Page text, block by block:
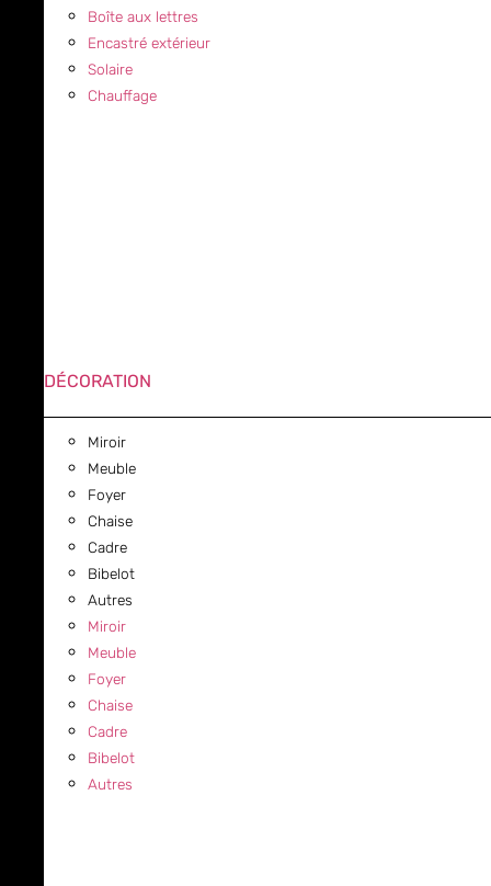
Boîte aux lettres
Encastré extérieur
Solaire
Chauffage
DÉCORATION
Miroir
Meuble
Foyer
Chaise
Cadre
Bibelot
Autres
Miroir
Meuble
Foyer
Chaise
Cadre
Bibelot
Autres